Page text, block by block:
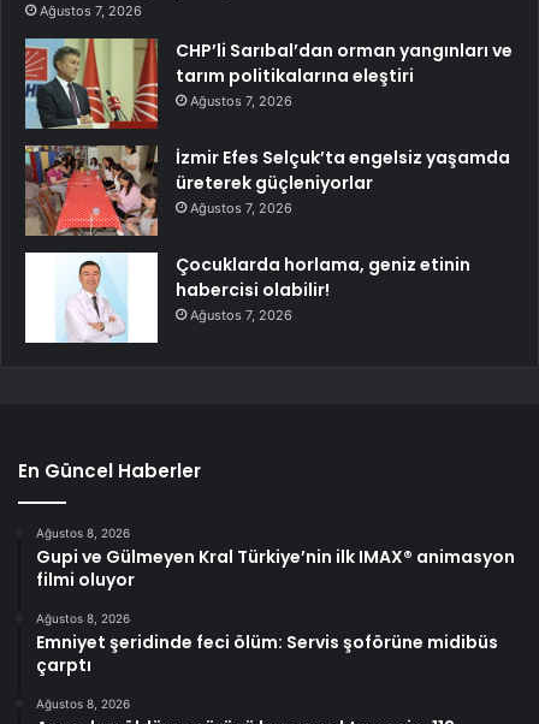
Ağustos 7, 2026
CHP’li Sarıbal’dan orman yangınları ve
tarım politikalarına eleştiri
Ağustos 7, 2026
İzmir Efes Selçuk’ta engelsiz yaşamda
üreterek güçleniyorlar
Ağustos 7, 2026
Çocuklarda horlama, geniz etinin
habercisi olabilir!
Ağustos 7, 2026
En Güncel Haberler
Ağustos 8, 2026
Gupi ve Gülmeyen Kral Türkiye’nin ilk IMAX® animasyon
filmi oluyor
Ağustos 8, 2026
Emniyet şeridinde feci ölüm: Servis şoförüne midibüs
çarptı
Ağustos 8, 2026